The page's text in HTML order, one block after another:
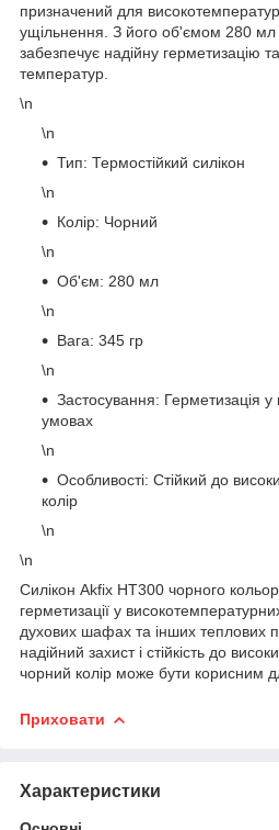
призначений для
ущільнення. З його об'ємом 280 мл
забезпечує надійну герметизацію та
температур.
\n
\n
Тип: Термостійкий силікон
\n
Колір: Чорний
\n
Об'єм: 280 мл
\n
Вага: 345 гр
\n
Застосування: Герметизація
умовах
\n
Особливості: Стійкий до
колір
\n
\n
Силікон Akfix HT300 чорного
герметизації у
духових шафах та інших теплових
надійний захист і стійкість до
чорний колір може бути корисним
Приховати
Характеристики